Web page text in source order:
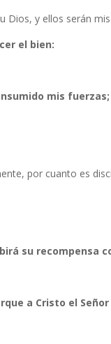
Dios, y ellos serán
el bien:
mis
por cuanto es
su recompensa
a Cristo el